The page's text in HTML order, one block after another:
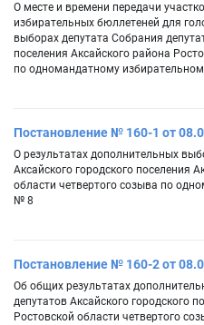
О месте и времени передачи
избирательных бюллетеней для
выборах депутата Собрания
поселения Аксайского района
по одномандатному
Постановление № 160-1 от
О результатах дополнительных
Аксайского городского поселения
области четвертого созыва по
№ 8
Постановление № 160-2 от
Об общих результатах
депутатов Аксайского городского
Ростовской области четвертого